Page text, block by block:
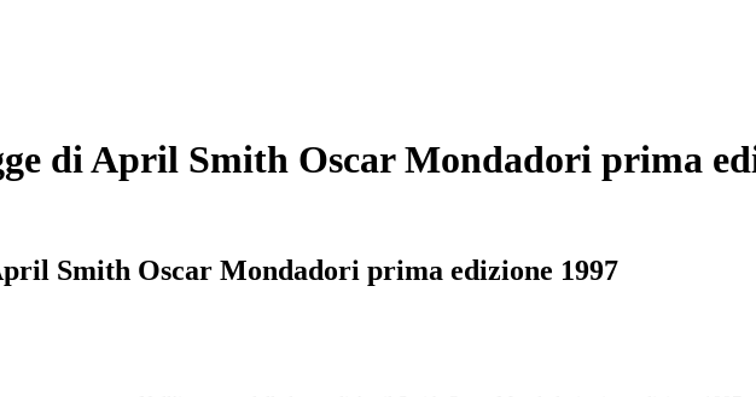
di April Smith Oscar Mondadori prima
Smith Oscar Mondadori prima edizione 1997